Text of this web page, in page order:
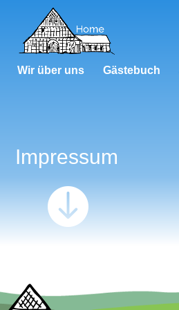
Wir über uns Gästebuch
Impressum
